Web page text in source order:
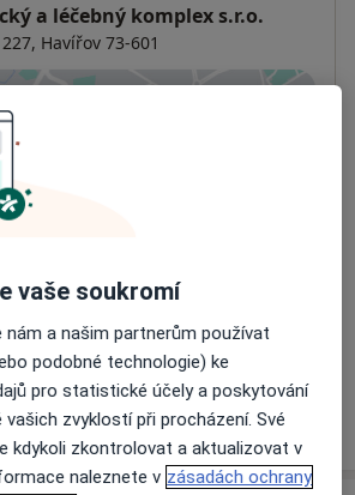
a léčebný komplex s.r.o.
Havířov 73-601
kalendář není aktivní
situaci udělat?
návštěvy)
přijímá pacienty na pojišťovnu
Víceo adrese
vaše soukromí
nám a našim partnerům používat
podobné technologie) ke
pro statistické účely a poskytování
vašich zvyklostí při procházení. Své
kdykoli zkontrolovat a aktualizovat v
naleznete v zásadách ochrany